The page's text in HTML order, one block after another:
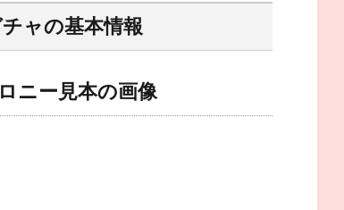
ャの基本情報
ニー見本の画像